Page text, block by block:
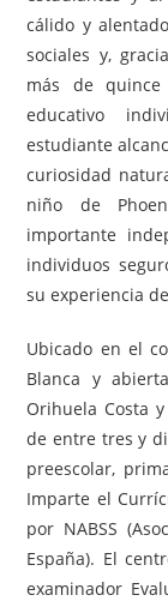
cálido y
sociales y,
más de quince
educativo
estudiante
curiosidad
niño de
importante
individuos
su experiencia
Ubicado en el
Blanca y
Orihuela Costa
de entre tres y
preescolar,
Imparte el
por NABSS
España). El
examinador